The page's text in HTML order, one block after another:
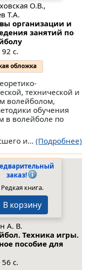
О.В.,
Т.А.
организации и
занятий по
с.
обложка
технической и
волейболом,
обучения
в волейболе по
и... (Подробнее)
заказ!
Редкая книга.
В корзину
А. В.
Техника игры.
пособие для
с.